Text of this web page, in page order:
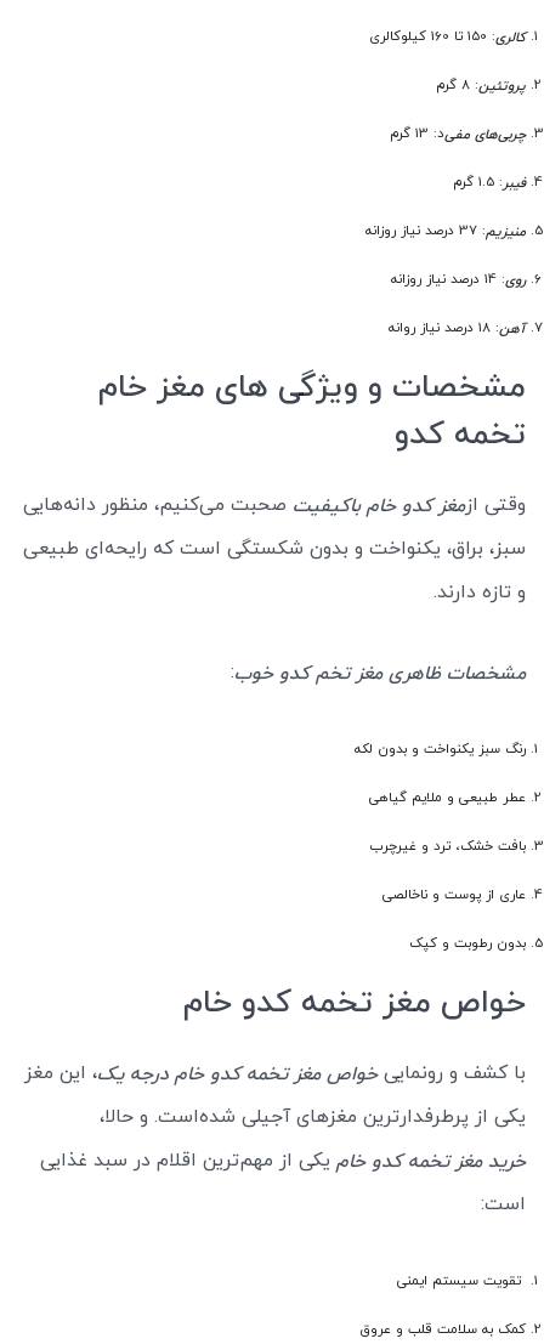
کالری: 150 تا 160 کیلوکالری
پروتئین: 8 گرم
چربی‌های مفید: 13 گرم
فیبر: 1.5 گرم
منیزیم: 37 درصد نیاز روزانه
روی: 14 درصد نیاز روزانه
آهن: 18 درصد نیاز روانه
مشخصات و ویژگی های مغز خام
تخمه کدو
وقتی ازمغز کدو خام باکیفیت صحبت می‌کنیم، منظور دانه‌هایی
سبز، براق، یکنواخت و بدون شکستگی است که رایحه‌ای طبیعی
و تازه دارند.
مشخصات ظاهری مغز تخم کدو خوب:
رنگ سبز یکنواخت و بدون لکه
عطر طبیعی و ملایم گیاهی
بافت خشک، ترد و غیرچرب
عاری از پوست و ناخالصی
بدون رطوبت و کپک
خواص مغز تخمه کدو خام
با کشف و رونماییخواص مغز تخمه کدو خام درجه یک، این مغز
یکی از پرطرفدارترین مغزهای آجیلی شده‌است. و حالا،
خرید مغز تخمه کدو خام یکی از مهم‌ترین اقلام در سبد غذایی
است:
تقویت سیستم ایمنی
کمک به سلامت قلب و عروق